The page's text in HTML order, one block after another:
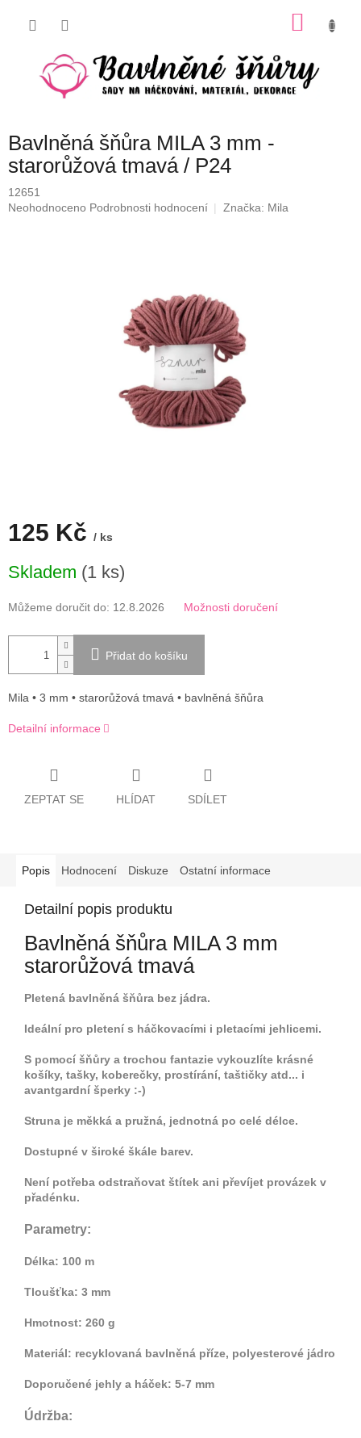
Bavlněná šňůra MILA 3 mm -
starorůžová tmavá / P24
12651
Průměrné
Neohodnoceno Podrobnosti hodnocení Značka: Mila
125 Kč / ks
cena:
Skladem (1 ks)
Můžeme doručit do: 12.8.2026 Možnosti doručení
Přidat do košíku
Mila • 3 mm • starorůžová tmavá • bavlněná šňůra
Detailní informace
ZEPTAT SE HLÍDAT SDÍLET
Popis Hodnocení Diskuze Ostatní informace
Detailní popis produktu
Bavlněná šňůra MILA 3 mm
starorůžová tmavá
Pletená bavlněná šňůra bez jádra.
Ideální pro pletení s háčkovacími i pletacími jehlicemi.
S pomocí šňůry a trochou fantazie vykouzlíte krásné
košíky, tašky, koberečky, prostírání, taštičky atd... i
avantgardní šperky :-)
Struna je měkká a pružná, jednotná po celé délce.
Dostupné v široké škále barev.
Není potřeba odstraňovat štítek ani převíjet provázek v
přadénku.
Parametry:
Délka: 100 m
Tloušťka: 3 mm
Hmotnost: 260 g
Materiál: recyklovaná bavlněná příze, polyesterové jádro
Doporučené jehly a háček: 5-7 mm
Údržba: